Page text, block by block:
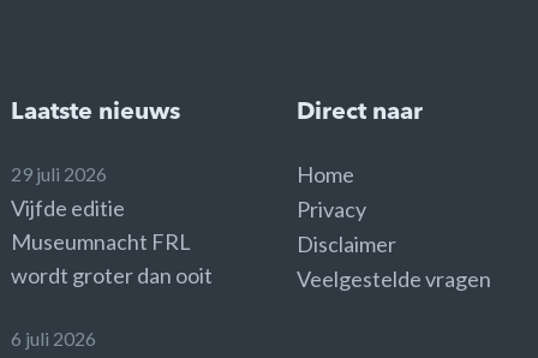
Laatste nieuws
29 juli 2026
Vijfde editie
Museumnacht FRL
wordt groter dan ooit
6 juli 2026
Direct naar
Home
Privacy
Disclaimer
Veelgestelde vragen